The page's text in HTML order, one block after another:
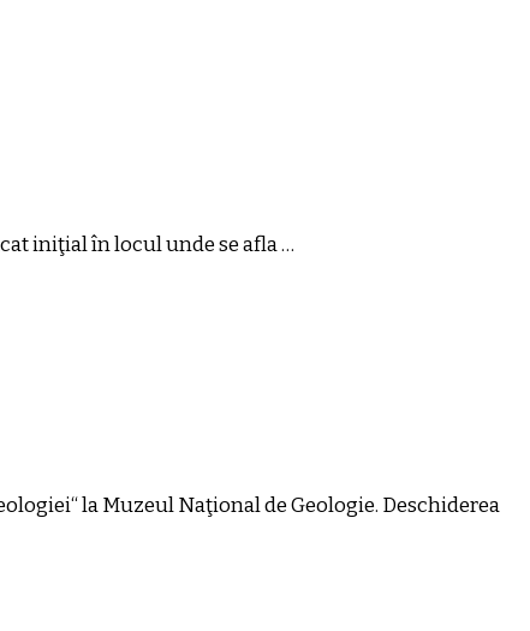
iniţial în locul unde se afla …
la Muzeul Naţional de Geologie. Deschiderea